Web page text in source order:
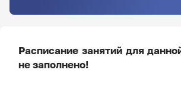
Расписание занятий для
не заполнено!